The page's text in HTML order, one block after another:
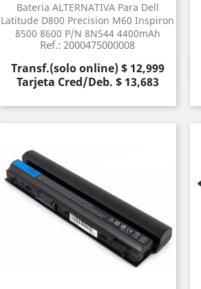
Bateria ALTERNATIVA Para Dell
Latitude D800 Precision M60 Inspiron
8500 8600 P/N 8N544 4400mAh
Ref.: 2000475000008
Precio
Transf.(solo online) $ 12,999
Tarjeta Cred/Deb. $ 13,683
Vista rápida